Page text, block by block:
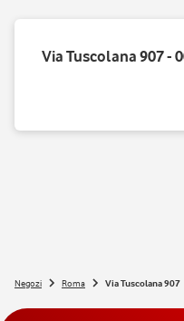
Via Tuscolana 907 -
Negozi Roma Via Tuscolana 907